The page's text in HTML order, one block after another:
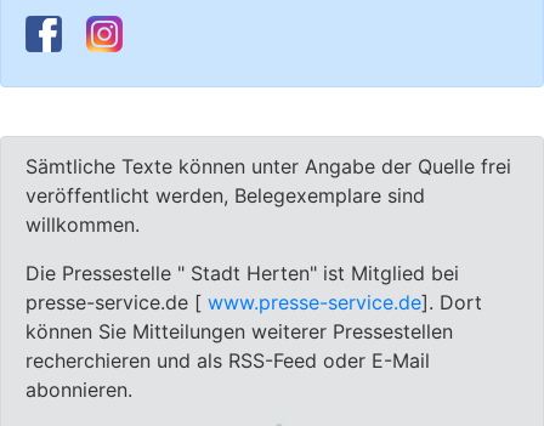
Sämtliche Texte können unter Angabe der Quelle frei
veröffentlicht werden, Belegexemplare sind
willkommen.
Die Pressestelle " Stadt Herten" ist Mitglied bei
presse-service.de [ www.presse-service.de]. Dort
können Sie Mitteilungen weiterer Pressestellen
recherchieren und als RSS-Feed oder E-Mail
abonnieren.